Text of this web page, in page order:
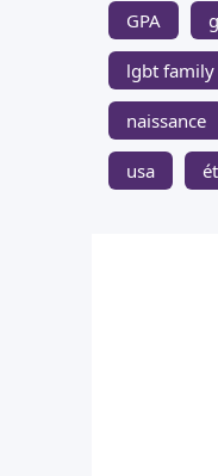
GPA
lgbt family
naissance
usa